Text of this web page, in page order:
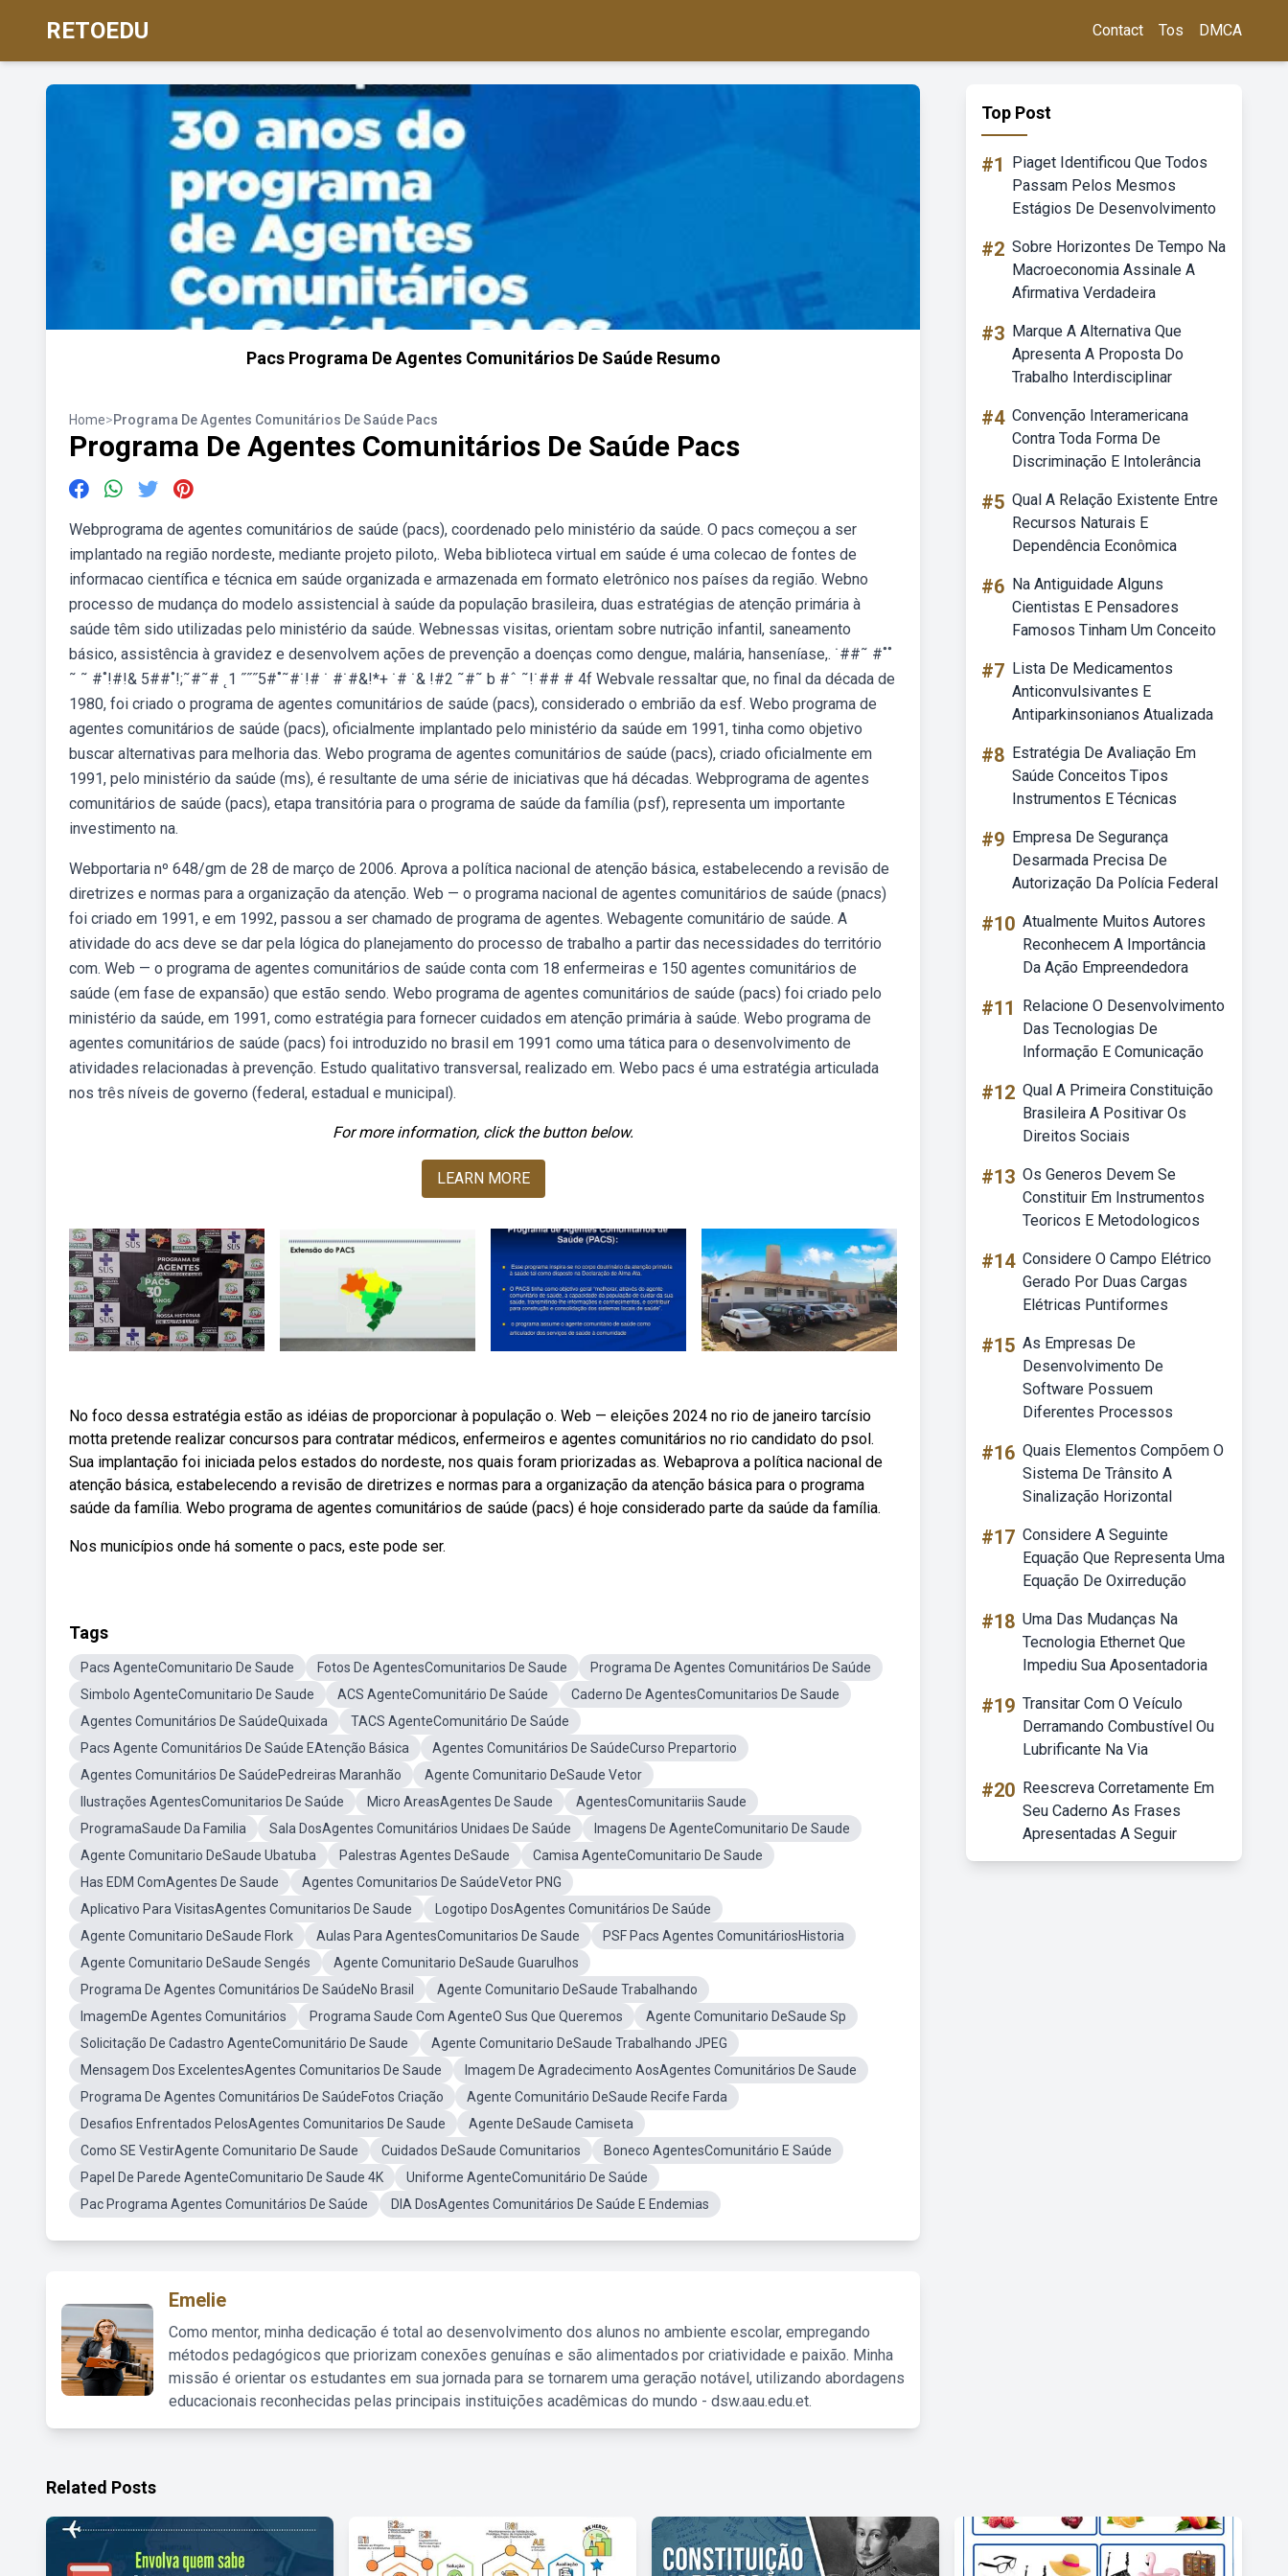
RETOEDU Contact Tos DMCA
Pacs Programa De Agentes Comunitários De Saúde Resumo
Home>Programa De Agentes Comunitários De Saúde Pacs
Programa De Agentes Comunitários De Saúde Pacs
Webprograma de agentes comunitários de saúde (pacs), coordenado pelo ministério da saúde. O pacs começou a ser
implantado na região nordeste, mediante projeto piloto,. Weba biblioteca virtual em saúde é uma colecao de fontes de
informacao científica e técnica em saúde organizada e armazenada em formato eletrônico nos países da região. Webno
processo de mudança do modelo assistencial à saúde da população brasileira, duas estratégias de atenção primária à
saúde têm sido utilizadas pelo ministério da saúde. Webnessas visitas, orientam sobre nutrição infantil, saneamento
básico, assistência à gravidez e desenvolvem ações de prevenção a doenças como dengue, malária, hanseníase,. ˙##˜ #˚˚
˜ ˜ #˚!#!& 5##˚!;˜#˜# ˛1 ˝˝˝5#˚˜#˙!# ˙ #˙#&!*+ ˙# ˙& !#2 ˜#˜ b #ˆ ˜!˙## # 4f Webvale ressaltar que, no final da década de
1980, foi criado o programa de agentes comunitários de saúde (pacs), considerado o embrião da esf. Webo programa de
agentes comunitários de saúde (pacs), oficialmente implantado pelo ministério da saúde em 1991, tinha como objetivo
buscar alternativas para melhoria das. Webo programa de agentes comunitários de saúde (pacs), criado oficialmente em
1991, pelo ministério da saúde (ms), é resultante de uma série de iniciativas que há décadas. Webprograma de agentes
comunitários de saúde (pacs), etapa transitória para o programa de saúde da família (psf), representa um importante
investimento na.
Webportaria nº 648/gm de 28 de março de 2006. Aprova a política nacional de atenção básica, estabelecendo a revisão de
diretrizes e normas para a organização da atenção. Web — o programa nacional de agentes comunitários de saúde (pnacs)
foi criado em 1991, e em 1992, passou a ser chamado de programa de agentes. Webagente comunitário de saúde. A
atividade do acs deve se dar pela lógica do planejamento do processo de trabalho a partir das necessidades do território
com. Web — o programa de agentes comunitários de saúde conta com 18 enfermeiras e 150 agentes comunitários de
saúde (em fase de expansão) que estão sendo. Webo programa de agentes comunitários de saúde (pacs) foi criado pelo
ministério da saúde, em 1991, como estratégia para fornecer cuidados em atenção primária à saúde. Webo programa de
agentes comunitários de saúde (pacs) foi introduzido no brasil em 1991 como uma tática para o desenvolvimento de
atividades relacionadas à prevenção. Estudo qualitativo transversal, realizado em. Webo pacs é uma estratégia articulada
nos três níveis de governo (federal, estadual e municipal).
For more information, click the button below.
LEARN MORE
No foco dessa estratégia estão as idéias de proporcionar à população o. Web — eleições 2024 no rio de janeiro tarcísio
motta pretende realizar concursos para contratar médicos, enfermeiros e agentes comunitários no rio candidato do psol.
Sua implantação foi iniciada pelos estados do nordeste, nos quais foram priorizadas as. Webaprova a política nacional de
atenção básica, estabelecendo a revisão de diretrizes e normas para a organização da atenção básica para o programa
saúde da família. Webo programa de agentes comunitários de saúde (pacs) é hoje considerado parte da saúde da família.
Nos municípios onde há somente o pacs, este pode ser.
Tags
Pacs AgenteComunitario De Saude Fotos De AgentesComunitarios De Saude
Programa De Agentes Comunitários De Saúde
Simbolo AgenteComunitario De Saude
ACS AgenteComunitário De Saúde
Caderno De AgentesComunitarios De Saude
Agentes Comunitários De SaúdeQuixada
TACS AgenteComunitário De Saúde
Pacs Agente Comunitários De Saúde EAtenção Básica
Agentes Comunitários De SaúdeCurso Prepartorio
Agentes Comunitários De SaúdePedreiras Maranhão
Agente Comunitario DeSaude Vetor
Ilustrações AgentesComunitarios De Saúde
Micro AreasAgentes De Saude
AgentesComunitariis Saude
ProgramaSaude Da Familia
Sala DosAgentes Comunitários Unidaes De Saúde
Imagens De AgenteComunitario De Saude
Agente Comunitario DeSaude Ubatuba
Palestras Agentes DeSaude
Camisa AgenteComunitario De Saude
Has EDM ComAgentes De Saude
Agentes Comunitarios De SaúdeVetor PNG
Aplicativo Para VisitasAgentes Comunitarios De Saude
Logotipo DosAgentes Comunitários De Saúde
Agente Comunitario DeSaude Flork
Aulas Para AgentesComunitarios De Saude
PSF Pacs Agentes ComunitáriosHistoria
Agente Comunitario DeSaude Sengés
Agente Comunitario DeSaude Guarulhos
Programa De Agentes Comunitários De SaúdeNo Brasil
Agente Comunitario DeSaude Trabalhando
ImagemDe Agentes Comunitários
Programa Saude Com AgenteO Sus Que Queremos
Agente Comunitario DeSaude Sp
Solicitação De Cadastro AgenteComunitário De Saude
Agente Comunitario DeSaude Trabalhando JPEG
Mensagem Dos ExcelentesAgentes Comunitarios De Saude
Imagem De Agradecimento AosAgentes Comunitários De Saude
Programa De Agentes Comunitários De SaúdeFotos Criação
Agente Comunitário DeSaude Recife Farda
Desafios Enfrentados PelosAgentes Comunitarios De Saude
Agente DeSaude Camiseta
Como SE VestirAgente Comunitario De Saude
Cuidados DeSaude Comunitarios
Boneco AgentesComunitário E Saúde
Papel De Parede AgenteComunitario De Saude 4K
Uniforme AgenteComunitário De Saúde
Pac Programa Agentes Comunitários De Saúde
DIA DosAgentes Comunitários De Saúde E Endemias
Emelie
Como mentor, minha dedicação é total ao desenvolvimento dos alunos no ambiente escolar, empregando
métodos pedagógicos que priorizam conexões genuínas e são alimentados por criatividade e paixão. Minha
missão é orientar os estudantes em sua jornada para se tornarem uma geração notável, utilizando abordagens
educacionais reconhecidas pelas principais instituições acadêmicas do mundo - dsw.aau.edu.et.
Top Post
#1
Piaget Identificou Que Todos
Passam Pelos Mesmos
Estágios De Desenvolvimento
#2 Sobre Horizontes De Tempo Na
Macroeconomia Assinale A
Afirmativa Verdadeira
#3 Marque A Alternativa Que
Apresenta A Proposta Do
Trabalho Interdisciplinar
#4 Convenção Interamericana
Contra Toda Forma De
Discriminação E Intolerância
#5 Qual A Relação Existente Entre
Recursos Naturais E
Dependência Econômica
#6 Na Antiguidade Alguns
Cientistas E Pensadores
Famosos Tinham Um Conceito
#7 Lista De Medicamentos
Anticonvulsivantes E
Antiparkinsonianos Atualizada
#8 Estratégia De Avaliação Em
Saúde Conceitos Tipos
Instrumentos E Técnicas
#9 Empresa De Segurança
Desarmada Precisa De
Autorização Da Polícia Federal
#10 Atualmente Muitos Autores
Reconhecem A Importância
Da Ação Empreendedora
#11
Relacione O Desenvolvimento
Das Tecnologias De
Informação E Comunicação
#12 Qual A Primeira Constituição
Brasileira A Positivar Os
Direitos Sociais
#13 Os Generos Devem Se
Constituir Em Instrumentos
Teoricos E Metodologicos
#14 Considere O Campo Elétrico
Gerado Por Duas Cargas
Elétricas Puntiformes
#15 As Empresas De
Desenvolvimento De
Software Possuem
Diferentes Processos
#16 Quais Elementos Compõem O
Sistema De Trânsito A
Sinalização Horizontal
#17 Considere A Seguinte
Equação Que Representa Uma
Equação De Oxirredução
#18 Uma Das Mudanças Na
Tecnologia Ethernet Que
Impediu Sua Aposentadoria
#19 Transitar Com O Veículo
Derramando Combustível Ou
Lubrificante Na Via
#20 Reescreva Corretamente Em
Seu Caderno As Frases
Apresentadas A Seguir
Related Posts